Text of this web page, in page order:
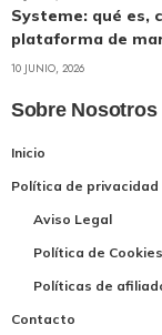
Systeme: qué es,
plataforma de
10 JUNIO, 2026
Sobre Nosotros
Inicio
Política de privacidad
Aviso Legal
Política de Cookies
Políticas de
Contacto